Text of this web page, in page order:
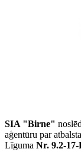
SIA "Birne"
aģentūru par
Līguma Nr. 9.2-